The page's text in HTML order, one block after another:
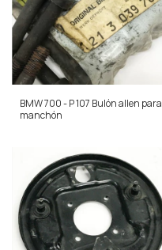
BMW 700 - P 107 Bulón allen para
manchón